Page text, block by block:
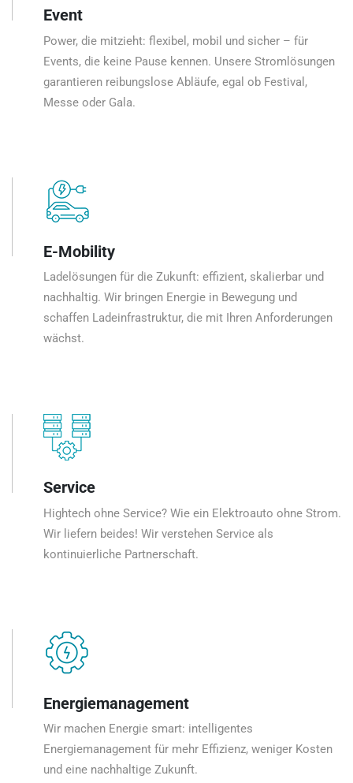
Event
Power, die mitzieht: flexibel, mobil und sicher – für
Events, die keine Pause kennen. Unsere Stromlösungen
garantieren reibungslose Abläufe, egal ob Festival,
Messe oder Gala.
E-Mobility
Ladelösungen für die Zukunft: effizient, skalierbar und
nachhaltig. Wir bringen Energie in Bewegung und
schaffen Ladeinfrastruktur, die mit Ihren Anforderungen
wächst.
Service
Hightech ohne Service? Wie ein Elektroauto ohne Strom.
Wir liefern beides! Wir verstehen Service als
kontinuierliche Partnerschaft.
Energiemanagement
Wir machen Energie smart: intelligentes
Energiemanagement für mehr Effizienz, weniger Kosten
und eine nachhaltige Zukunft.